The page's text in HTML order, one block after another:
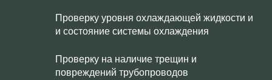
Проверку уровня охлаждающей жидкости и
и состояние системы охлаждения
Проверку на наличие трещин и
повреждений трубопроводов